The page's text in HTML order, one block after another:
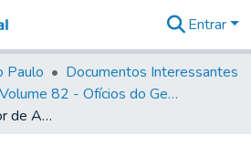
&
Coleções
Tudo na
Biblioteca
Entrar
Paulo
Documentos Interessantes
Volume 82 - Ofícios do General Martim Lopes Lobo de Saldanha (Governador da Capitania): 1779- 1780
Para o Sargento Mor de Auxiliares de Parnaguá Francisco Jozé Monteiro